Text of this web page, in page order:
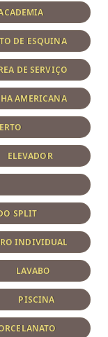
DE ESQUINA
DE SERVIÇO
AMERICANA
ELEVADOR
SPLIT
INDIVIDUAL
LAVABO
PISCINA